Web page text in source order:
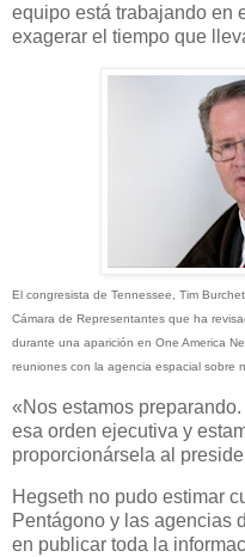
equipo está trabajando en
exagerar el tiempo que
El congresista de Tennessee, Tim
Cámara de Representantes que ha
durante una aparición en One America
reuniones con la agencia espacial sobre
«Nos estamos
esa orden ejecutiva y
proporcionársela al
Hegseth no pudo estimar
Pentágono y las agencias
en publicar toda la